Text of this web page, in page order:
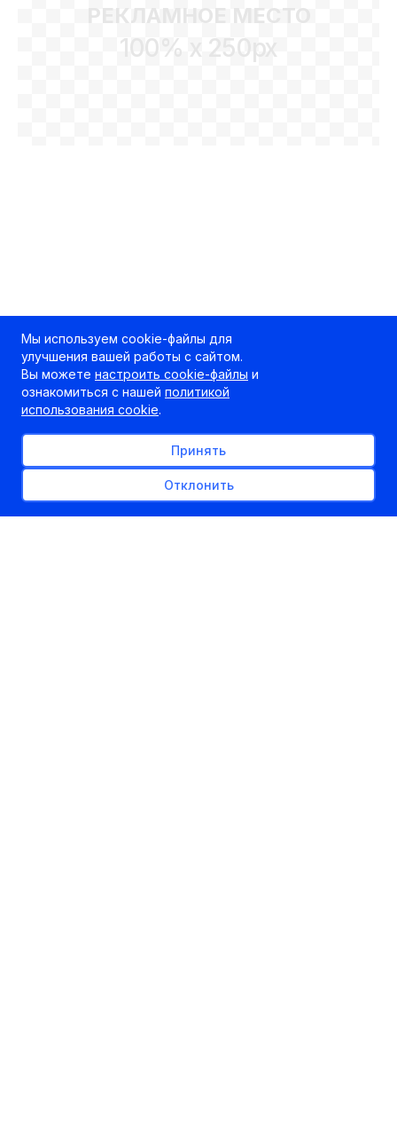
РЕКЛАМНОЕ МЕСТО
100% x 250px
Мы используем cookie-файлы для
улучшения вашей работы с сайтом.
Вы можете настроить cookie-файлы и
ознакомиться с нашей политикой
использования cookie.
Принять
Отклонить